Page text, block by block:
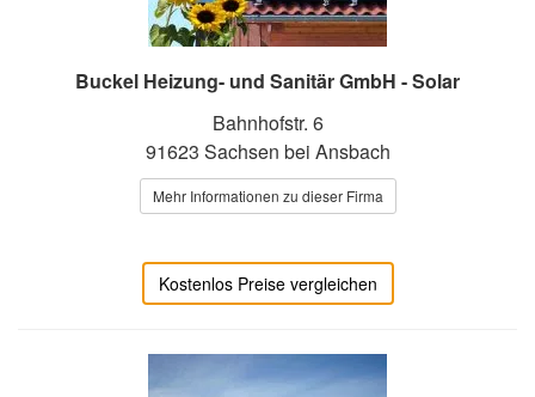
Buckel Heizung- und Sanitär GmbH - Solar
Bahnhofstr. 6
91623 Sachsen bei Ansbach
Mehr Informationen zu dieser Firma
Kostenlos Preise vergleichen